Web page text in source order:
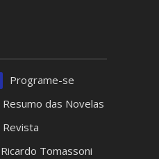
Programe-se
Resumo das Novelas
Revista
Ricardo Tomassoni